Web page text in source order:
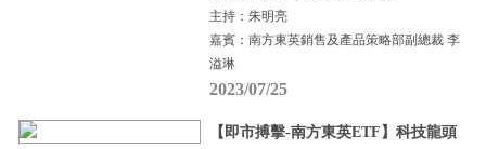
主持：朱明亮
嘉賓：南方東英銷售及產品策略部副總裁 李
溢琳
2023/07/25
【即市搏擊-南方東英ETF】科技龍頭